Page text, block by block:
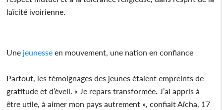
laïcité ivoirienne.
Une jeunesse en mouvement, une nation en confiance
Partout, les témoignages des jeunes étaient empreints de
gratitude et d’éveil. « Je repars transformée. J’ai appris à
être utile, à aimer mon pays autrement », confiait Aïcha, 17